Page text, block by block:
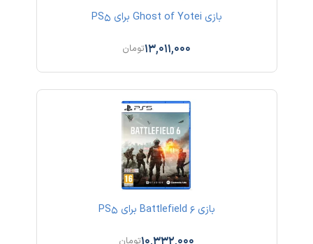
بازی Ghost of Yotei برای PS5
13,011,000تومان
بازی Battlefield 6 برای PS5
10,332,000تومان